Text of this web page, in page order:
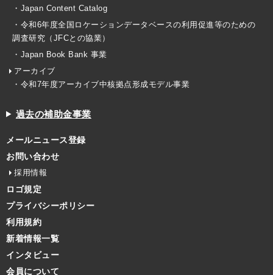
・Japan Content Catalog
・令和6年度全国ロケーションデータベースの利用促進等のための
調査研究（JFCとの協業）
・Japan Book Bank 事業
アーカイブ
・令和7年度アーカイブ中核拠点形成モデル事業
過去の補助金事業
メールニュース登録
お問い合わせ
採用情報
ロゴ規定
プライバシーポリシー
利用規約
新着情報一覧
インタビュー
会員について